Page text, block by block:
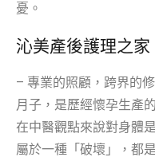
憂。
沁美產後護理之家
– 專業的照顧，跨界的
月子，是歷經懷孕生產
在中醫觀點來說對身體
屬於一種「破壞」，都